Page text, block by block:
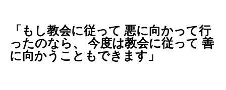
「もし教会に従って 悪に向かって行
ったのなら、 今度は教会に従って 善
に向かうこともできます」